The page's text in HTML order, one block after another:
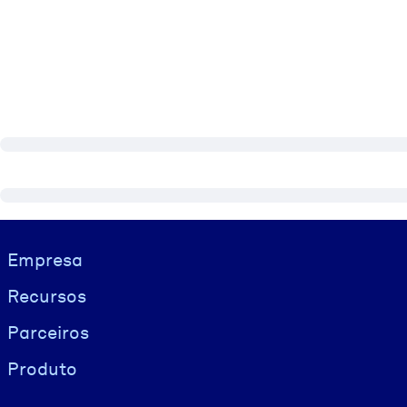
Visually hidden Text
Empresa
Recursos
Parceiros
Produto